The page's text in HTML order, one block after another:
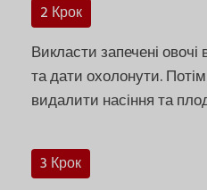
2 Крок
Викласти запечені
та дати охолонути.
видалити насіння та
3 Крок